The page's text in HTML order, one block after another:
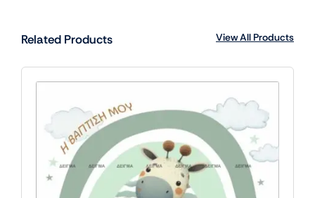
Related Products View All Products